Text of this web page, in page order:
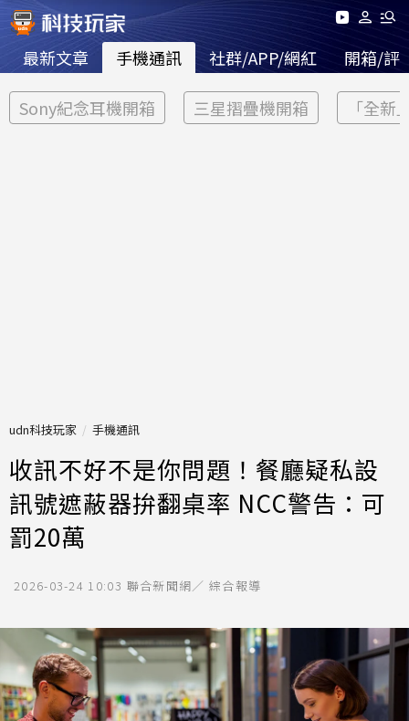
最新文章 手機通訊 社群/APP/網紅 開箱/評
Sony紀念耳機開箱 三星摺疊機開箱 「全新
udn科技玩家 手機通訊
收訊不好不是你問題！餐廳疑私設
訊號遮蔽器拚翻桌率 NCC警告：可
罰20萬
2026-03-24 10:03 聯合新聞網／ 綜合報導